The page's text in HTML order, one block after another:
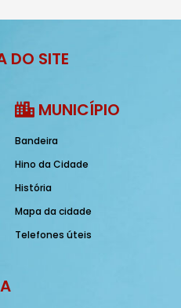
DO SITE
MUNICÍPIO
Bandeira
Hino da Cidade
História
Mapa da cidade
Telefones úteis